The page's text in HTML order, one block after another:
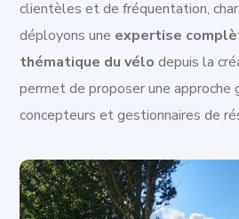
clientèles et de fréquentation,
déployons une expertise
thématique du vélo depuis la
permet de proposer une approche
concepteurs et gestionnaires de